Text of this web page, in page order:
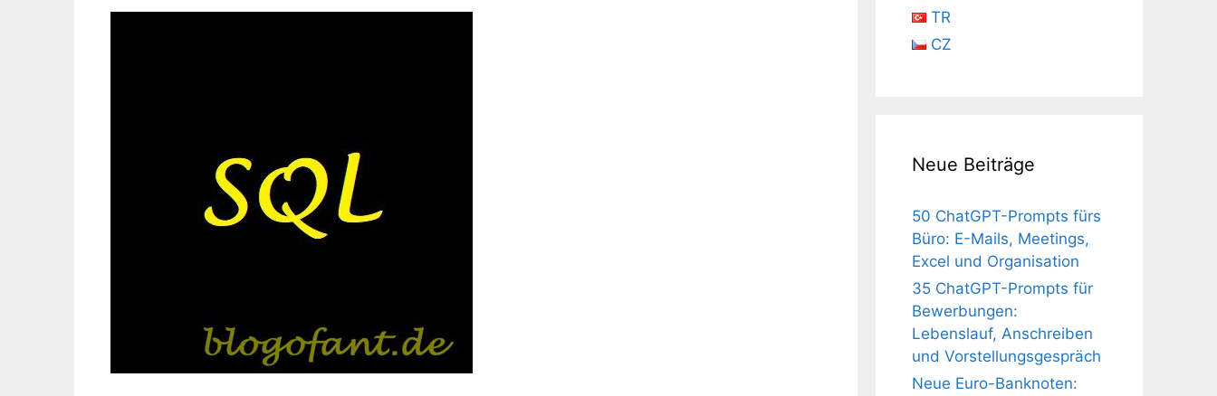
TR
CZ
Neue Beiträge
50 ChatGPT-Prompts fürs
Büro: E-Mails, Meetings,
Excel und Organisation
35 ChatGPT-Prompts für
Bewerbungen:
Lebenslauf, Anschreiben
und Vorstellungsgespräch
Neue Euro-Banknoten: